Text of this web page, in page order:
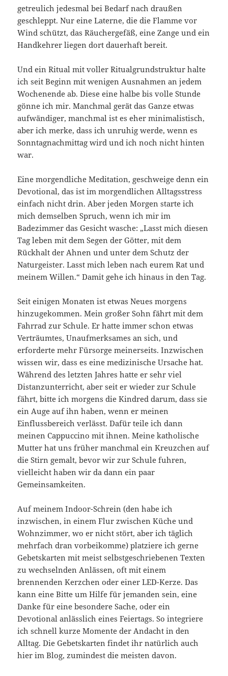
getreulich jedesmal bei Bedarf nach draußen
geschleppt. Nur eine Laterne, die die Flamme vor
Wind schützt, das Räuchergefäß, eine Zange und ein
Handkehrer liegen dort dauerhaft bereit.
Und ein Ritual mit voller Ritualgrundstruktur halte
ich seit Beginn mit wenigen Ausnahmen an jedem
Wochenende ab. Diese eine halbe bis volle Stunde
gönne ich mir. Manchmal gerät das Ganze etwas
aufwändiger, manchmal ist es eher minimalistisch,
aber ich merke, dass ich unruhig werde, wenn es
Sonntagnachmittag wird und ich noch nicht hinten
war.
Eine morgendliche Meditation, geschweige denn ein
Devotional, das ist im morgendlichen Alltagsstress
einfach nicht drin. Aber jeden Morgen starte ich
mich demselben Spruch, wenn ich mir im
Badezimmer das Gesicht wasche: „Lasst mich diesen
Tag leben mit dem Segen der Götter, mit dem
Rückhalt der Ahnen und unter dem Schutz der
Naturgeister. Lasst mich leben nach eurem Rat und
meinem Willen.“ Damit gehe ich hinaus in den Tag.
Seit einigen Monaten ist etwas Neues morgens
hinzugekommen. Mein großer Sohn fährt mit dem
Fahrrad zur Schule. Er hatte immer schon etwas
Verträumtes, Unaufmerksames an sich, und
erforderte mehr Fürsorge meinerseits. Inzwischen
wissen wir, dass es eine medizinische Ursache hat.
Während des letzten Jahres hatte er sehr viel
Distanzunterricht, aber seit er wieder zur Schule
fährt, bitte ich morgens die Kindred darum, dass sie
ein Auge auf ihn haben, wenn er meinen
Einflussbereich verlässt. Dafür teile ich dann
meinen Cappuccino mit ihnen. Meine katholische
Mutter hat uns früher manchmal ein Kreuzchen auf
die Stirn gemalt, bevor wir zur Schule fuhren,
vielleicht haben wir da dann ein paar
Gemeinsamkeiten.
Auf meinem Indoor-Schrein (den habe ich
inzwischen, in einem Flur zwischen Küche und
Wohnzimmer, wo er nicht stört, aber ich täglich
mehrfach dran vorbeikomme) platziere ich gerne
Gebetskarten mit meist selbstgeschriebenen Texten
zu wechselnden Anlässen, oft mit einem
brennenden Kerzchen oder einer LED-Kerze. Das
kann eine Bitte um Hilfe für jemanden sein, eine
Danke für eine besondere Sache, oder ein
Devotional anlässlich eines Feiertags. So integriere
ich schnell kurze Momente der Andacht in den
Alltag. Die Gebetskarten findet ihr natürlich auch
hier im Blog, zumindest die meisten davon.